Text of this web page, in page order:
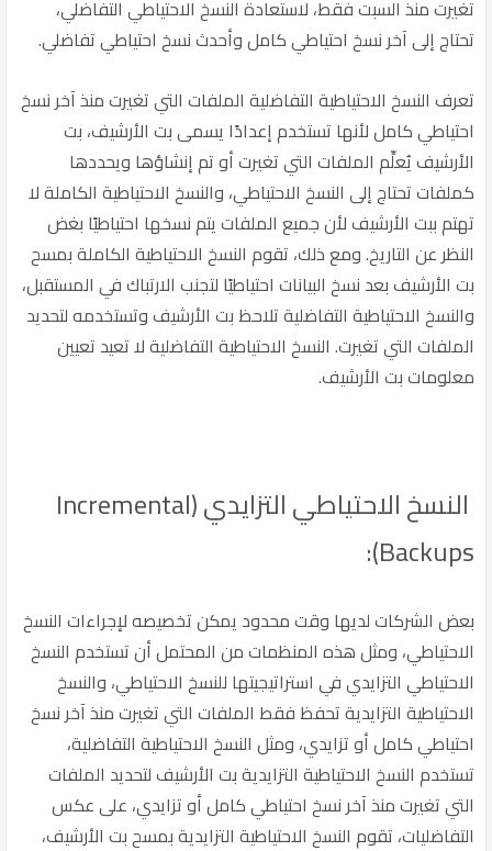
تغيرت منذ السبت فقط، لاستعادة النسخ الاحتياطي التفاضلي،
تحتاج إلى آخر نسخ احتياطي كامل وأحدث نسخ احتياطي تفاضلي.
تعرف النسخ الاحتياطية التفاضلية الملفات التي تغيرت منذ آخر نسخ
احتياطي كامل لأنها تستخدم إعدادًا يسمى بت الأرشيف، بت
الأرشيف يُعلِّم الملفات التي تغيرت أو تم إنشاؤها ويحددها
كملفات تحتاج إلى النسخ الاحتياطي، والنسخ الاحتياطية الكاملة لا
تهتم ببت الأرشيف لأن جميع الملفات يتم نسخها احتياطيًا بغض
النظر عن التاريخ. ومع ذلك، تقوم النسخ الاحتياطية الكاملة بمسح
بت الأرشيف بعد نسخ البيانات احتياطيًا لتجنب الارتباك في المستقبل،
والنسخ الاحتياطية التفاضلية تلاحظ بت الأرشيف وتستخدمه لتحديد
الملفات التي تغيرت. النسخ الاحتياطية التفاضلية لا تعيد تعيين
معلومات بت الأرشيف.
النسخ الاحتياطي التزايدي (Incremental
Backups):
بعض الشركات لديها وقت محدود يمكن تخصيصه لإجراءات النسخ
الاحتياطي، ومثل هذه المنظمات من المحتمل أن تستخدم النسخ
الاحتياطي التزايدي في استراتيجيتها للنسخ الاحتياطي، والنسخ
الاحتياطية التزايدية تحفظ فقط الملفات التي تغيرت منذ آخر نسخ
احتياطي كامل أو تزايدي، ومثل النسخ الاحتياطية التفاضلية،
تستخدم النسخ الاحتياطية التزايدية بت الأرشيف لتحديد الملفات
التي تغيرت منذ آخر نسخ احتياطي كامل أو تزايدي، على عكس
التفاضليات، تقوم النسخ الاحتياطية التزايدية بمسح بت الأرشيف،